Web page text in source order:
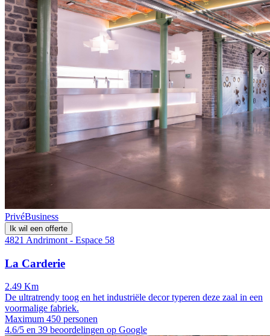
PrivéBusiness
Ik wil een offerte
4821 Andrimont - Espace 58
La Carderie
2.49 Km
De ultratrendy toog en het industriële decor typeren deze zaal in een
voormalige fabriek.
Maximum 450 personen
4.6/5 en 39 beoordelingen op Google